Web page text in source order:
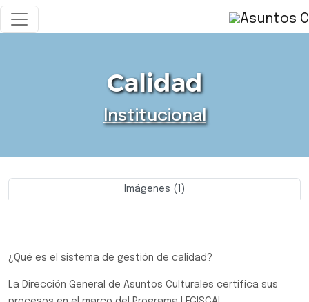
Calidad
Institucional
Imágenes (1)
¿Qué es el sistema de gestión de calidad?
La Dirección General de Asuntos Culturales certifica sus